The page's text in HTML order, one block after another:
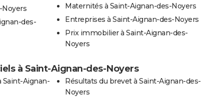
Noyers
des-
Maternités à Saint-Aignan-des-Noyers
Entreprises à Saint-Aignan-des-Noyers
Prix immobilier à Saint-Aignan-des-
Noyers
à Saint-Aignan-des-Noyers
Saint-Aignan-
Résultats du brevet à Saint-Aignan-des-
Noyers